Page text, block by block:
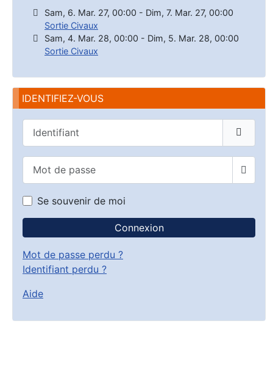
Sam, 6. Mar. 27, 00:00 - Dim, 7. Mar. 27, 00:00
Sortie Civaux
Sam, 4. Mar. 28, 00:00 - Dim, 5. Mar. 28, 00:00
Sortie Civaux
IDENTIFIEZ-VOUS
Se souvenir de moi
Connexion
Mot de passe perdu ?
Identifiant perdu ?
Aide